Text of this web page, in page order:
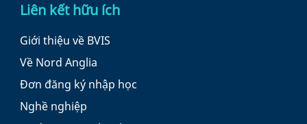
Liên kết hữu ích
Giới thiệu về BVIS
Về Nord Anglia
Đơn đăng ký nhập học
Nghề nghiệp